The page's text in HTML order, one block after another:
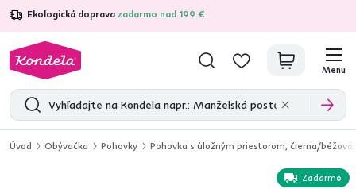
Ekologická doprava zadarmo nad 199 €
4,7 31 285overených produktových recenzií
Menu
Úvod Obývačka Pohovky Pohovka s úložným priestorom, čierna/béžová,
Zadarmo